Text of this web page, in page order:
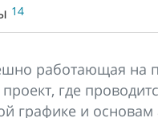
14
работающая на
где
графике и основам